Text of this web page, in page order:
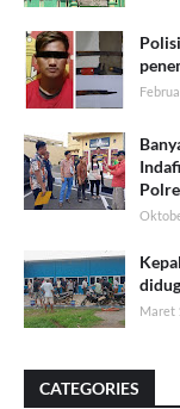
Maret
CATEGORIES